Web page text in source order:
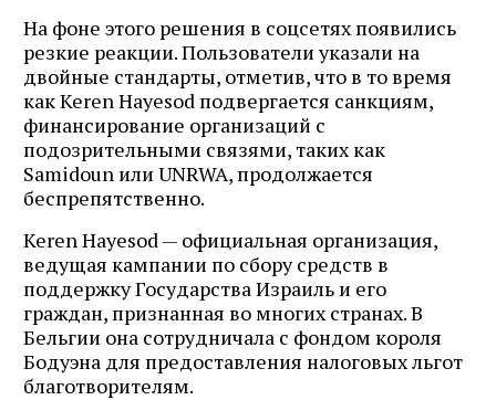
На фоне этого решения в соцсетях появились
резкие реакции. Пользователи указали на
двойные стандарты, отметив, что в то время
как Keren Hayesod подвергается санкциям,
финансирование организаций с
подозрительными связями, таких как
Samidoun или UNRWA, продолжается
беспрепятственно.
Keren Hayesod — официальная организация,
ведущая кампании по сбору средств в
поддержку Государства Израиль и его
граждан, признанная во многих странах. В
Бельгии она сотрудничала с фондом короля
Бодуэна для предоставления налоговых льгот
благотворителям.